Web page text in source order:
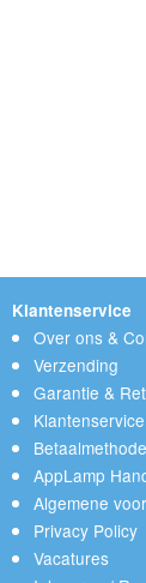
Klantenservice
Over ons &
Verzending
Garantie &
Klantenservice
AppLamp
Algemene
Privacy Policy
Vacatures